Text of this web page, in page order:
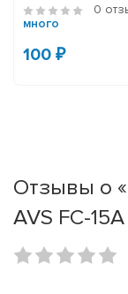
0
много
100 ₽
Отзывы о
AVS FC-